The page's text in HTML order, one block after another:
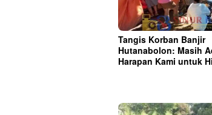
Tangis Korban Banjir
Hutanabolon: Masih
Harapan Kami untuk